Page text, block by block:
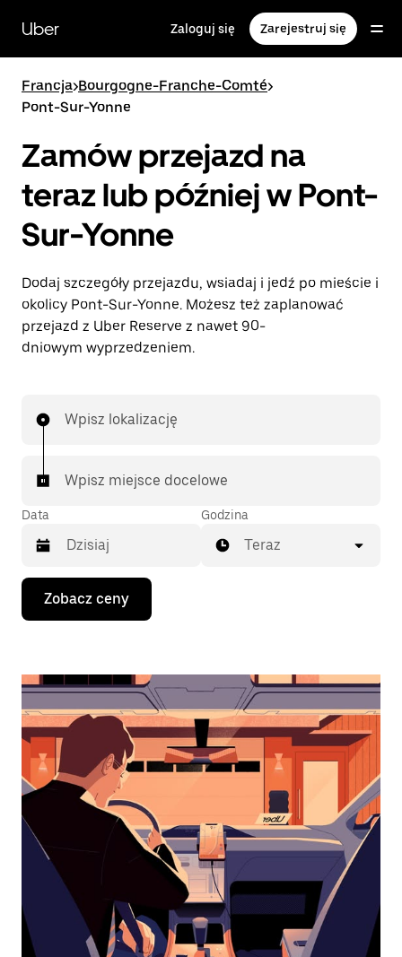
głównej
zawartości
Uber Zaloguj się Zarejestruj się
Francja>Bourgogne-Franche-Comté>
Pont-Sur-Yonne
Zamów przejazd na
teraz lub później w Pont-
Sur-Yonne
Dodaj szczegóły przejazdu, wsiadaj i jedź po mieście i
okolicy Pont-Sur-Yonne. Możesz też zaplanować
przejazd z Uber Reserve z nawet 90-
dniowym wyprzedzeniem.
Wpisz lokalizację
Wpisz miejsce docelowe
Data
Naciśnij
klawisz
strzałki
do
i wybrać
datę.
Naciśnij
klawisz
„Escape”,
aby
zamknąć
kalendarz.
Godzina
Teraz
Zobacz ceny